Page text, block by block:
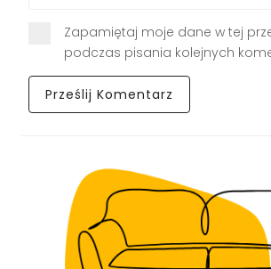
Zapamiętaj moje dane w tej
podczas pisania kolejnych